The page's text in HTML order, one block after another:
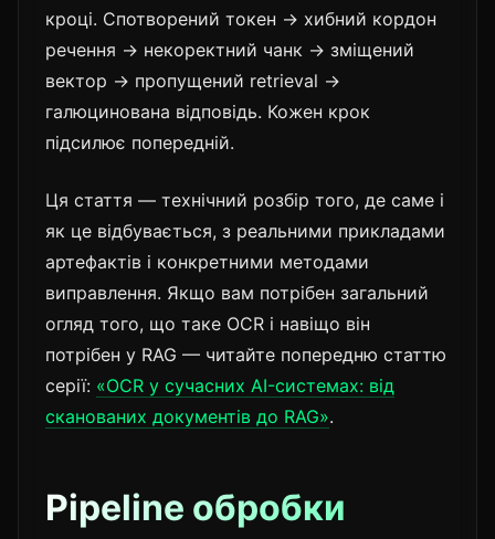
кроці. Спотворений токен → хибний кордон
речення → некоректний чанк → зміщений
вектор → пропущений retrieval →
галюцинована відповідь. Кожен крок
підсилює попередній.
Ця стаття — технічний розбір того, де саме і
як це відбувається, з реальними прикладами
артефактів і конкретними методами
виправлення. Якщо вам потрібен загальний
огляд того, що таке OCR і навіщо він
потрібен у RAG — читайте попередню статтю
серії: «OCR у сучасних AI-системах: від
сканованих документів до RAG».
Pipeline обробки